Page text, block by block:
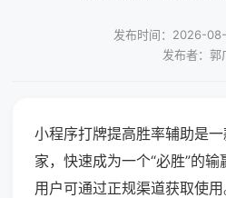
发布时间：2026-
发布者：郭
小程序打牌提高胜率辅助是
家，快速成为一个“必胜”的
用户可通过正规渠道获取使用